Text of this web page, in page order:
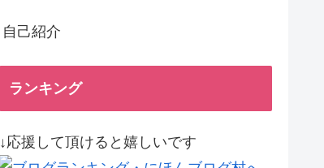
自己紹介
ランキング
↓応援して頂けると嬉しいです